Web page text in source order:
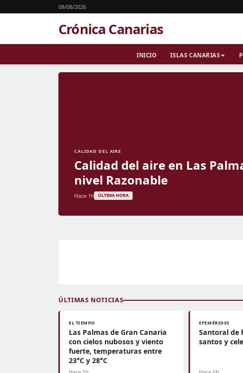
08/08/2026
Crónica Canarias
INICIO ISLAS CANARIAS
CALIDAD DEL AIRE
Calidad del aire en Las
nivel Razonable
Hace 1h ÚLTIMA HORA
ÚLTIMAS NOTICIAS
EL TIEMPO
Las Palmas de Gran Canaria
con cielos nubosos y viento
fuerte, temperaturas entre
23°C y 28°C
EFEMÉRIDES
Santoral de
santos y